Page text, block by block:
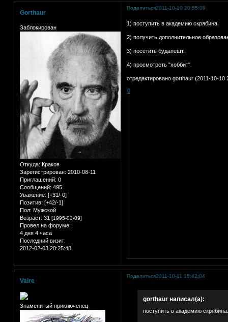
Поделиться2011-10-10 20:55:09
Gorthaur
Заблокирован
Откуда: Краков
Зарегистрирован: 2010-08-11
Приглашений: 0
Сообщений: 495
Уважение: [+31/-0]
Позитив: [+42/-1]
Пол: Мужской
Возраст: 31 [1995-03-09]
Провел на форуме:
4 дня 4 часа
Последний визит:
2012-02-03 20:25:48
1) поступить в академию скрябина.
2) получить дополнительное
3) посетить будапешт.
4) просмотреть "хоббит".
отредактировано gorthaur (2011-10-10
0
Поделиться2011-10-11 15:42:04
Vaire
Знаменитый приключенец
gorthaur написал(а):
поступить в академию скрябина.